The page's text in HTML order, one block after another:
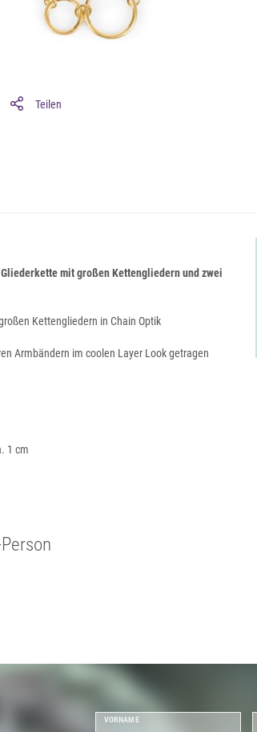
Teilen
mit großen Kettengliedern und zwei
Kettengliedern in Chain Optik
Armbändern im coolen Layer Look getragen
1 cm
VORNAME